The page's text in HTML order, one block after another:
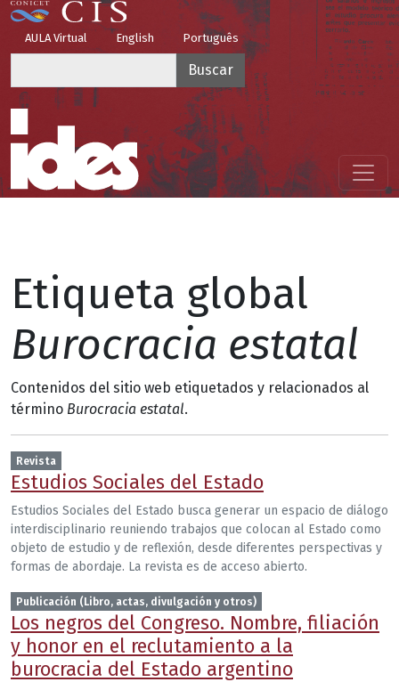
Pasar al contenido principal
Top Menu
AULA Virtual English Português
Menú principal
Etiqueta global
Burocracia estatal
Contenidos del sitio web etiquetados y relacionados al
término Burocracia estatal.
Revista
Estudios Sociales del Estado
Estudios Sociales del Estado busca generar un espacio de diálogo
interdisciplinario reuniendo trabajos que colocan al Estado como
objeto de estudio y de reflexión, desde diferentes perspectivas y
formas de abordaje. La revista es de acceso abierto.
Publicación (Libro, actas, divulgación y otros)
Los negros del Congreso. Nombre, filiación
y honor en el reclutamiento a la
burocracia del Estado argentino